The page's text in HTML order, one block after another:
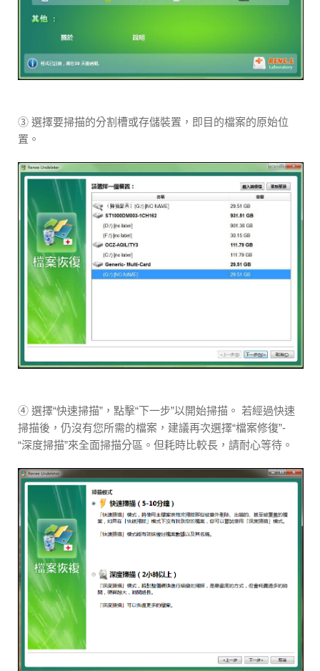
③ 選擇要掃描的分割槽或存儲裝置，即目的檔案的原始位
置。
④ 選擇“快速掃描”，點擊“下一步”以開始掃描。 若經過快速
掃描後，仍沒有您所需的檔案，建議再次選擇“檔案修復”-
“深度掃描”來全面掃描分區。但耗時比較長，請耐心等待。